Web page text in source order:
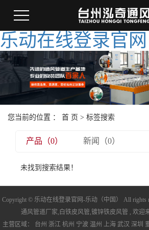
乐动在线登录官网
您当前的位置 ： 首 页 > 标签搜索
产品（0） 新闻（0）
未找到搜索结果！
Copyright © 乐动在线登录官网-乐动（中国） All rights
通风管道厂家, 白铁皮风管,镀锌铁皮风管 , 欢迎
主营区域： 台州 浙江 杭州 宁波 温州 上海 武汉 深圳